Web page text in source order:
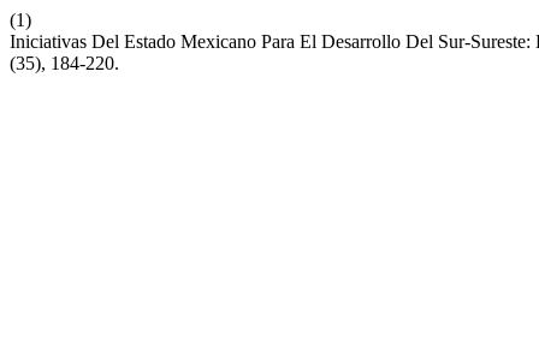
(1)
Iniciativas Del Estado Mexicano Para El Desarrollo Del Sur-
(35), 184-220.